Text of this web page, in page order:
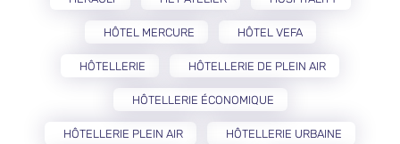
HÔTEL MERCURE HÔTEL VEFA
HÔTELLERIE HÔTELLERIE DE PLEIN AIR
HÔTELLERIE ÉCONOMIQUE
HÔTELLERIE PLEIN AIR HÔTELLERIE URBAINE